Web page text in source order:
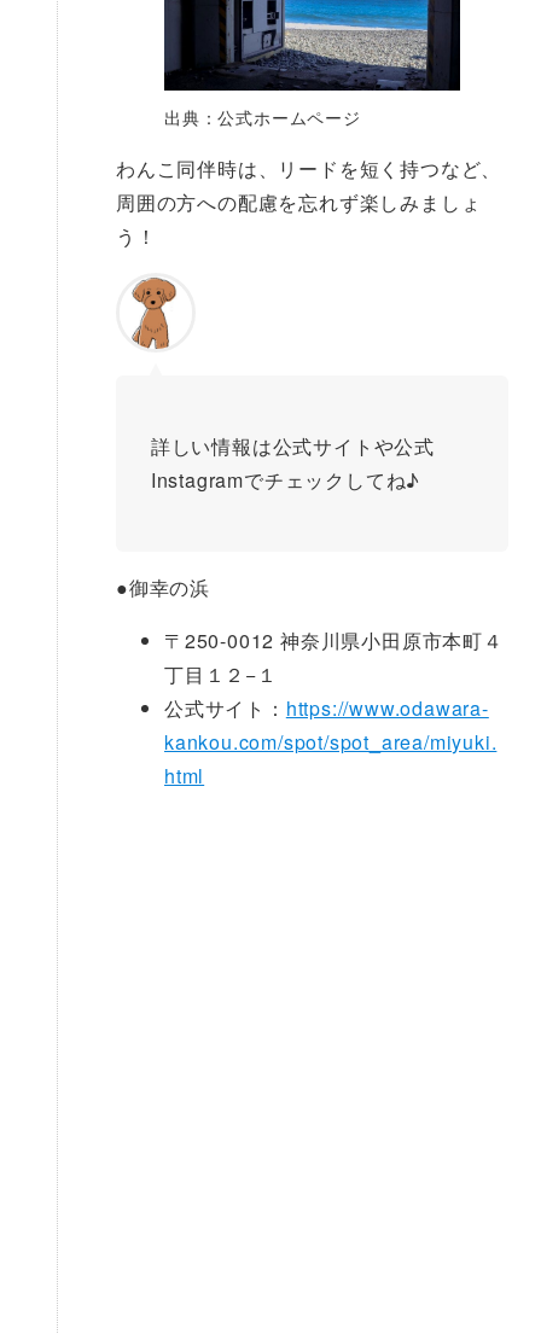
出典：公式ホームページ
わんこ同伴時は、リードを短く持つなど、
周囲の方への配慮を忘れず楽しみましょ
う！
詳しい情報は公式サイトや公式
Instagramでチェックしてね♪
●御幸の浜
〒250-0012 神奈川県小田原市本町４
丁目１２−１
公式サイト： https://www.odawara-
kankou.com/spot/spot_area/miyuki.
html